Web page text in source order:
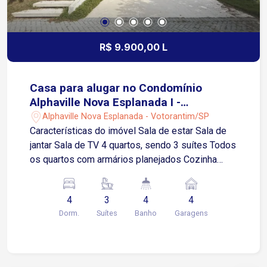
R$ 9.900,00 L
Casa para alugar no Condomínio
Alphaville Nova Esplanada I -
Votorantim/SP
Alphaville Nova Esplanada - Votorantim/SP
Características do imóvel Sala de estar Sala de
jantar Sala de TV 4 quartos, sendo 3 suítes Todos
os quartos com armários planejados Cozinha
eletrodomésticos Despensa Área gourmet
Piscina Garagem para 4 carros, sendo 2 vagas
cobertas Condomínio de alto padrão na divisa
4
Dorm.
3
Suítes
4
Banho
4
Garagens